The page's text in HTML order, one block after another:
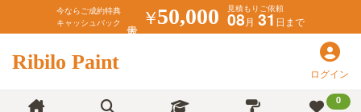
今ならご成約特典
キャッシュバック
￥50,000 見積もりご依頼
08月 31日まで
Ribilo Paint ログイン
0